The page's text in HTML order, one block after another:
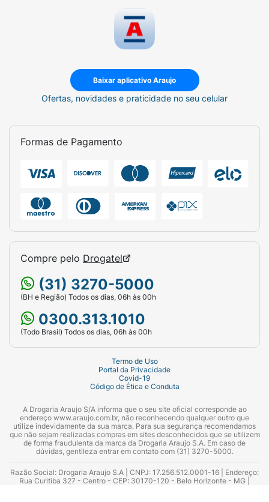
Baixar aplicativo Araujo
Ofertas, novidades e praticidade no seu celular
Formas de Pagamento
Compre pelo Drogatel
(31) 3270-5000
(BH e Região) Todos os dias, 06h às 00h
0300.313.1010
(Todo Brasil) Todos os dias, 06h às 00h
Termo de Uso
Portal da Privacidade
Covid-19
Código de Ética e Conduta
A Drogaria Araujo S/A informa que o seu site oficial corresponde ao
endereço www.araujo.com.br, não reconhecendo qualquer outro que
utilize indevidamente da sua marca. Para sua segurança recomendamos
que não sejam realizadas compras em sites desconhecidos que se utilizem
de forma fraudulenta da marca da Drogaria Araujo S.A. Em caso de
dúvidas, gentileza entrar em contato com (31) 3270-5000.
Razão Social: Drogaria Araujo S.A | CNPJ: 17.256.512.0001-16 | Endereço:
Rua Curitiba 327 - Centro - CEP: 30170-120 - Belo Horizonte - MG |